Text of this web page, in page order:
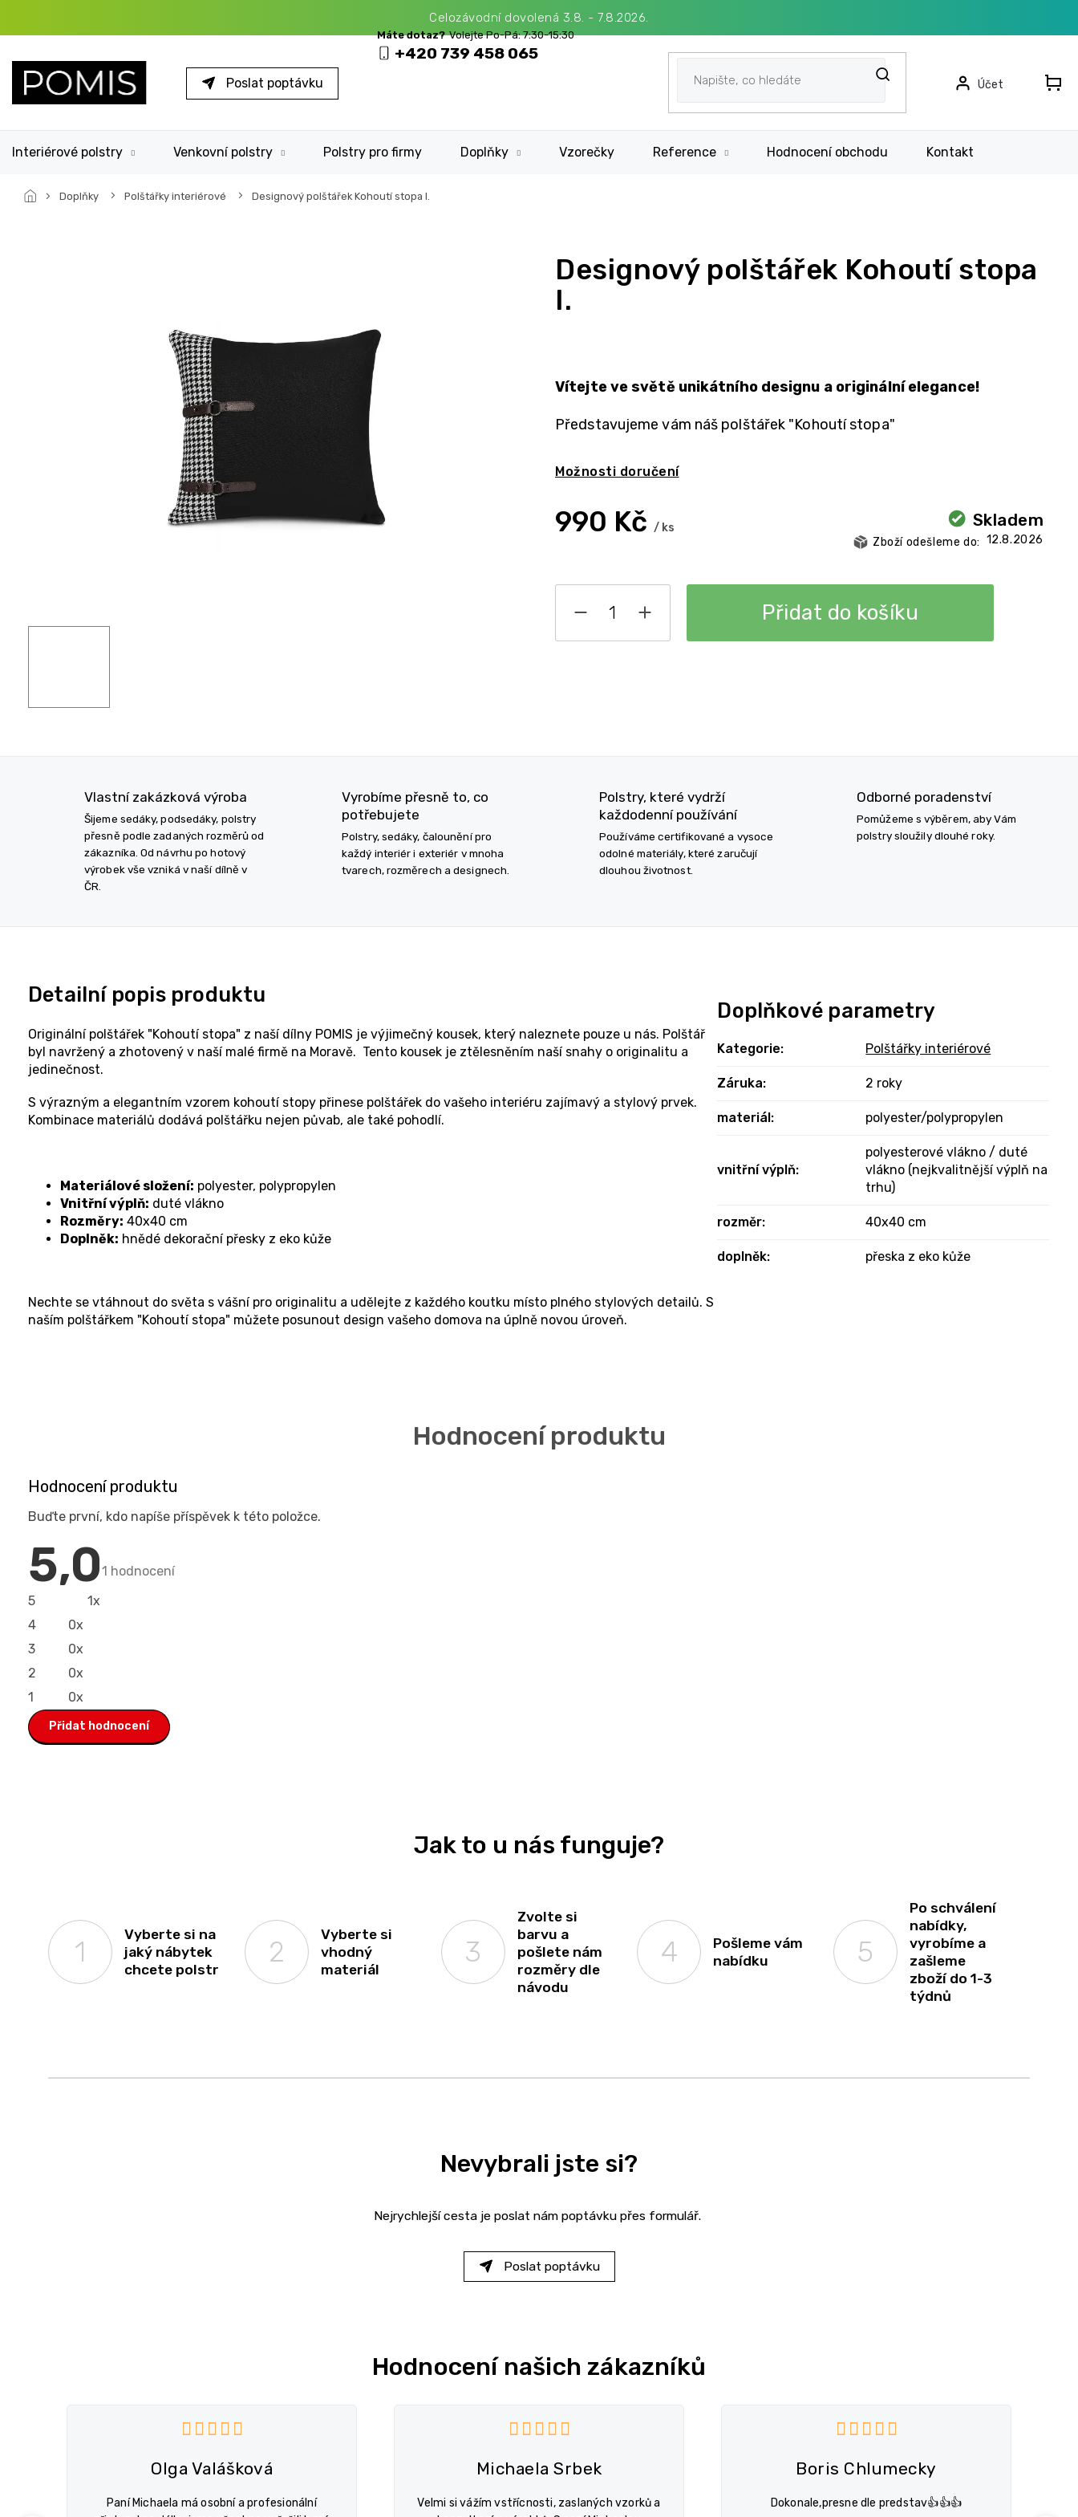
+420 739 458 065
Celozávodní dovolená 3.8. - 7.8.2026.
Poslat poptávku
Interiérové polstry Venkovní polstry Polstry pro firmy Doplňky Vzorečky Reference Hodnocení obchodu Kontakt
Doplňky Polštářky interiérové Designový polštářek Kohoutí stopa I.
Designový polštářek Kohoutí stopa
I.
990 Kč / ks Skladem
12.8.2026
Přidat do košíku
Možnosti doručení
Vítejte ve světě unikátního designu a originální elegance!
Představujeme vám náš polštářek "Kohoutí stopa"
Vlastní zakázková výroba
Šijeme sedáky, podsedáky, polstry
přesně podle zadaných rozměrů od
zákazníka. Od návrhu po hotový
výrobek vše vzniká v naší dílně v
ČR.
Vyrobíme přesně to, co
potřebujete
Polstry, sedáky, čalounění pro
každý interiér i exteriér v mnoha
tvarech, rozměrech a designech.
Polstry, které vydrží
každodenní používání
Používáme certifikované a vysoce
odolné materiály, které zaručují
dlouhou životnost.
Odborné poradenství
Pomůžeme s výběrem, aby Vám
polstry sloužily dlouhé roky.
Detailní popis produktu
Originální polštářek "Kohoutí stopa" z naší dílny POMIS je výjimečný kousek, který naleznete pouze u nás. Polštář
byl navržený a zhotovený v naší malé firmě na Moravě. Tento kousek je ztělesněním naší snahy o originalitu a
jedinečnost.
S výrazným a elegantním vzorem kohoutí stopy přinese polštářek do vašeho interiéru zajímavý a stylový prvek.
Kombinace materiálů dodává polštářku nejen půvab, ale také pohodlí.
Materiálové složení: polyester, polypropylen
Vnitřní výplň: duté vlákno
Rozměry: 40x40 cm
Doplněk: hnědé dekorační přesky z eko kůže
Nechte se vtáhnout do světa s vášní pro originalitu a udělejte z každého koutku místo plného stylových detailů. S
naším polštářkem "Kohoutí stopa" můžete posunout design vašeho domova na úplně novou úroveň.
Doplňkové parametry
Kategorie: Polštářky interiérové
Záruka: 2 roky
materiál: polyester/polypropylen
vnitřní výplň:
polyesterové vlákno / duté
vlákno (nejkvalitnější výplň na
trhu)
rozměr: 40x40 cm
doplněk: přeska z eko kůže
Hodnocení produktu
Buďte první, kdo napíše příspěvek k této položce.
5,0produktu
1 hodnocení
5
1x
4
0x
3
0x
2
0x
1
0x
Přidat hodnocení
Jak to u nás funguje?
Vyberte si na
jaký nábytek
chcete polstr
Vyberte si
vhodný
materiál
Zvolte si
barvu a
pošlete nám
rozměry dle
návodu
Pošleme vám
nabídku
Po schválení
nabídky,
vyrobíme a
zašleme
zboží do 1-3
týdnů
Nevybrali jste si?
Nejrychlejší cesta je poslat nám poptávku přes formulář.
Poslat poptávku
Hodnocení našich zákazníků
Olga Valášková
Paní Michaela má osobní a profesionální
Michaela Srbek
Velmi si vážím vstřícnosti, zaslaných vzorků a
Boris Chlumecky
Dokonale,presne dle predstav👍👍👍